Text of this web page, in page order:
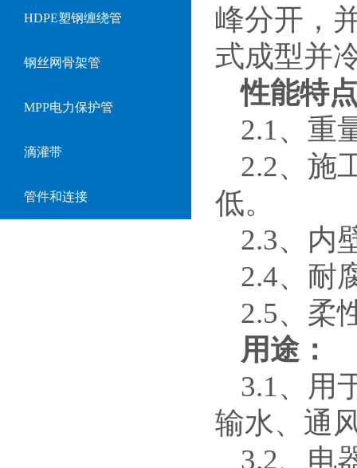
HDPE塑钢缠绕管
钢丝网骨架管
MPP电力保护管
滴灌带
管件和连接
峰分开，
式成型并
性能特
2.1、重
2.2、施
低。
2.3、内
2.4、耐
2.5、柔
用途：
3.1、用
输水、通
3.2、电